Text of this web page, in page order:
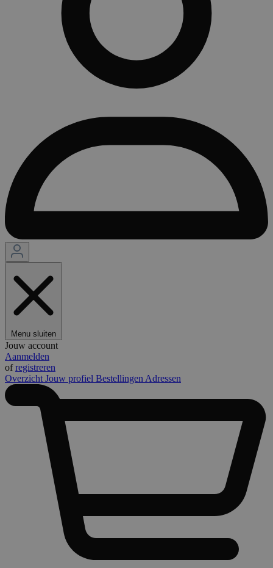
Menu sluiten
Jouw account
Aanmelden
ofregistreren
Overzicht Jouw profiel Bestellingen Adressen